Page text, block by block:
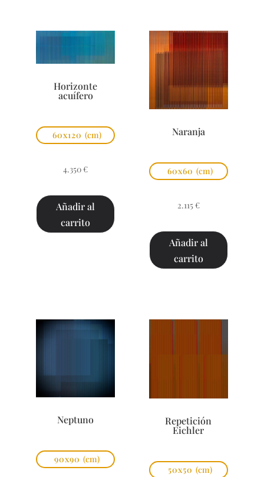
Horizonte
acuífero
60x120 (cm)
4.350 €
Añadir al
carrito
Naranja
60x60 (cm)
2.115 €
Añadir al
carrito
Neptuno
90x90 (cm)
Repetición
Eichler
50x50 (cm)